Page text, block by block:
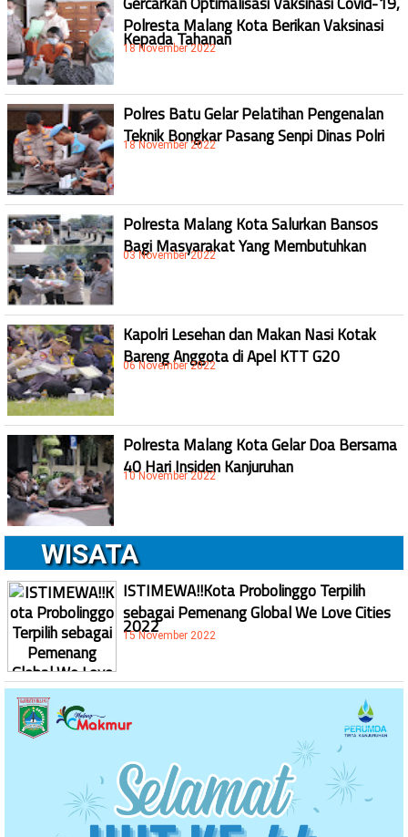
Polresta Malang Kota Berikan Vaksinasi
Kepada Tahanan
18 November 2022
Polres Batu Gelar Pelatihan Pengenalan
Teknik Bongkar Pasang Senpi Dinas Polri
18 November 2022
Polresta Malang Kota Salurkan Bansos
Bagi Masyarakat Yang Membutuhkan
03 November 2022
Kapolri Lesehan dan Makan Nasi Kotak
Bareng Anggota di Apel KTT G20
06 November 2022
Polresta Malang Kota Gelar Doa Bersama
40 Hari Insiden Kanjuruhan
10 November 2022
WISATA
ISTIMEWA!!Kota Probolinggo Terpilih
sebagai Pemenang Global We Love Cities
2022
15 November 2022